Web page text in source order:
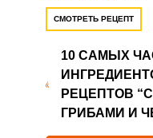
СМОТРЕТЬ РЕЦЕПТ
10 САМЫХ
РЕЦЕПТОВ
ГРИБАМИ И